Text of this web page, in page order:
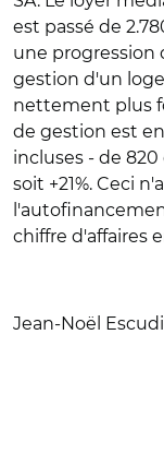
est passé de
une progression
gestion d'un
nettement plus
de gestion est
incluses - de
soit +21%. Ceci
chiffre d'affaires
Jean-Noël